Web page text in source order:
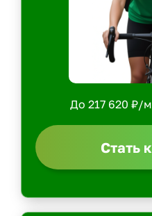
До 217 620 ₽/
Стать